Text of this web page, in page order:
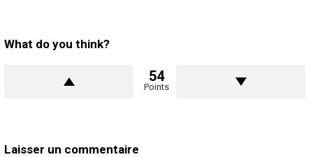
What do you think?
54
Points
Laisser un commentaire